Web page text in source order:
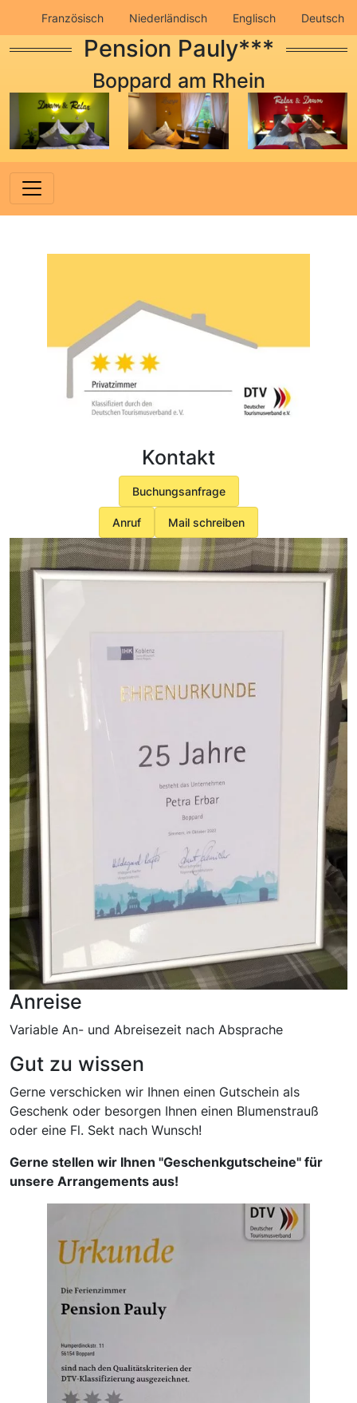
Französisch Niederländisch Englisch Deutsch
Impressum Datenschutz
Pension Pauly***
Boppard am Rhein
Kontakt
Buchungsanfrage
Anruf Mail schreiben
Anreise
Variable An- und Abreisezeit nach Absprache
Gut zu wissen
Gerne verschicken wir Ihnen einen Gutschein als
Geschenk oder besorgen Ihnen einen Blumenstrauß
oder eine Fl. Sekt nach Wunsch!
Gerne stellen wir Ihnen "Geschenkgutscheine" für
unsere Arrangements aus!